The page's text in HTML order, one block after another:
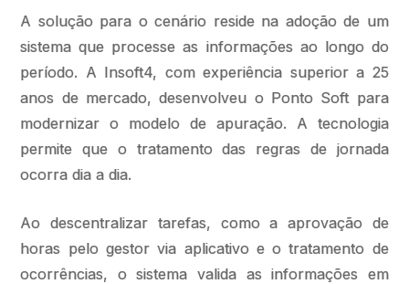
A solução para o cenário reside na adoção de um
sistema que processe as informações ao longo do
período. A Insoft4, com experiência superior a 25
anos de mercado, desenvolveu o Ponto Soft para
modernizar o modelo de apuração. A tecnologia
permite que o tratamento das regras de jornada
ocorra dia a dia.
Ao descentralizar tarefas, como a aprovação de
horas pelo gestor via aplicativo e o tratamento de
ocorrências, o sistema valida as informações em